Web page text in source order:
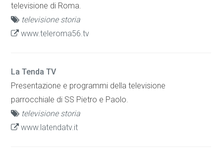
televisione di Roma.
televisione storia
www.teleroma56.tv
La Tenda TV
Presentazione e programmi della televisione
parrocchiale di SS Pietro e Paolo.
televisione storia
www.latendatv.it